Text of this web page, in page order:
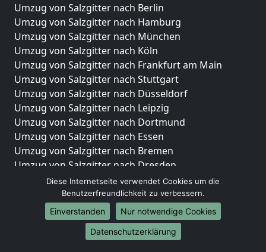
Umzug von Salzgitter nach Berlin
Umzug von Salzgitter nach Hamburg
Umzug von Salzgitter nach München
Umzug von Salzgitter nach Köln
Umzug von Salzgitter nach Frankfurt am Main
Umzug von Salzgitter nach Stuttgart
Umzug von Salzgitter nach Düsseldorf
Umzug von Salzgitter nach Leipzig
Umzug von Salzgitter nach Dortmund
Umzug von Salzgitter nach Essen
Umzug von Salzgitter nach Bremen
Umzug von Salzgitter nach Dresden
Umzug von Salzgitter nach Hannover
Umzug von Salzgitter nach Nürnberg
Umzug von Salzgitter nach Duisburg
Umzug von Salzgitter nach Bochum
Umzug von Salzgitter nach Wuppertal
Diese Internetseite verwendet Cookies um die
Benutzerfreundlichkeit zu verbessern.
Einverstanden
Nur notwendige Cookies
Datenschutzerklärung